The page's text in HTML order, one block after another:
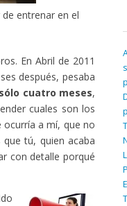
entrenar en el
En Abril de 2011
después, pesaba
cuatro meses,
cuales son los
ocurría a mí, que no
tú, quien acaba
con detalle porqué